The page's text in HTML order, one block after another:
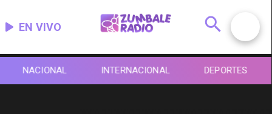
EN VIVO
NACIONAL INTERNACIONAL DEPORTES